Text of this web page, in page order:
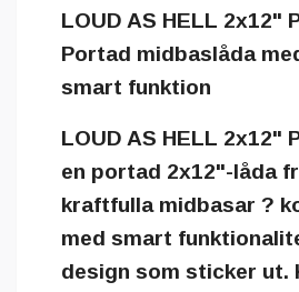
LOUD AS HELL 2x12"
Portad midbaslåda
smart funktion
LOUD AS HELL 2x12"
en portad 2x12"-låda
kraftfulla midbasar ?
med smart
design som sticker ut.